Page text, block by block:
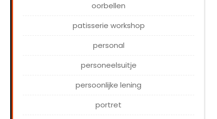
oorbellen
patisserie workshop
personal
personeelsuitje
persoonlijke lening
portret